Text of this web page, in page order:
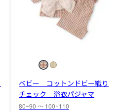
ベビー コットンドビー織り
チェック 浴衣パジャマ
80~90 〜 100~110